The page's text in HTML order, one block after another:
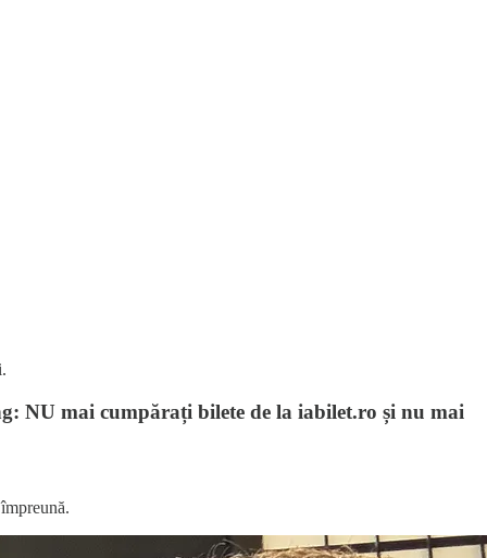
NU mai cumpărați bilete de la iabilet.ro și nu mai